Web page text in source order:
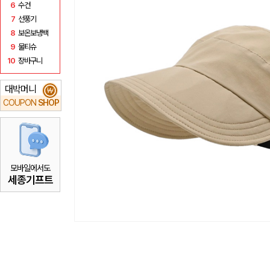
6 수건
7 선풍기
8 보온보냉백
9 물티슈
10 장바구니
대박머니
COUPON SHOP
₩
모바일에서도
세종기프트